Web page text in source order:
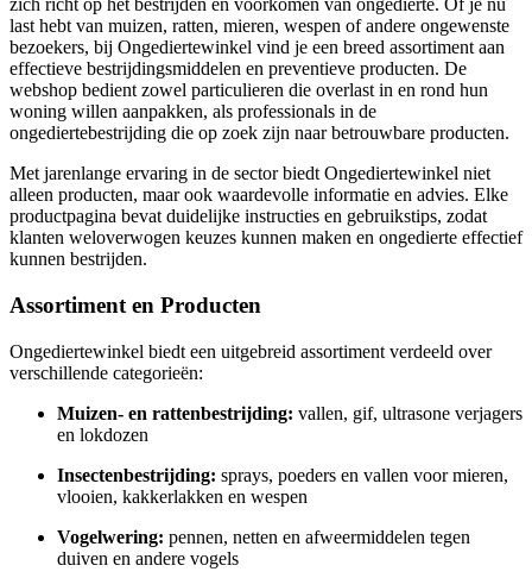
zich richt op het bestrijden en voorkomen van ongedierte. Of je nu
last hebt van muizen, ratten, mieren, wespen of andere ongewenste
bezoekers, bij Ongediertewinkel vind je een breed assortiment aan
effectieve bestrijdingsmiddelen en preventieve producten. De
webshop bedient zowel particulieren die overlast in en rond hun
woning willen aanpakken, als professionals in de
ongediertebestrijding die op zoek zijn naar betrouwbare producten.
Met jarenlange ervaring in de sector biedt Ongediertewinkel niet
alleen producten, maar ook waardevolle informatie en advies. Elke
productpagina bevat duidelijke instructies en gebruikstips, zodat
klanten weloverwogen keuzes kunnen maken en ongedierte effectief
kunnen bestrijden.
Assortiment en Producten
Ongediertewinkel biedt een uitgebreid assortiment verdeeld over
verschillende categorieën:
Muizen- en rattenbestrijding: vallen, gif, ultrasone verjagers
en lokdozen
Insectenbestrijding: sprays, poeders en vallen voor mieren,
vlooien, kakkerlakken en wespen
Vogelwering: pennen, netten en afweermiddelen tegen
duiven en andere vogels